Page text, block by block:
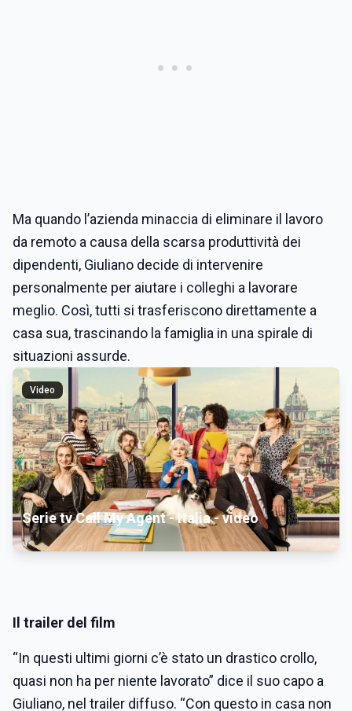
Ma quando l’azienda minaccia di eliminare il lavoro
da remoto a causa della scarsa produttività dei
dipendenti, Giuliano decide di intervenire
personalmente per aiutare i colleghi a lavorare
meglio. Così, tutti si trasferiscono direttamente a
casa sua, trascinando la famiglia in una spirale di
situazioni assurde.
Video
Serie tv Call My Agent - Italia - video
Il trailer del film
“In questi ultimi giorni c’è stato un drastico crollo,
quasi non ha per niente lavorato” dice il suo capo a
Giuliano, nel trailer diffuso. “Con questo in casa non